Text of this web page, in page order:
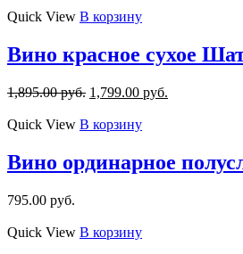
Quick View В корзину
Вино красное сухое
1,895.00руб. 1,799.00 руб.
Quick View В корзину
Вино ординарное
795.00 руб.
Quick View В корзину